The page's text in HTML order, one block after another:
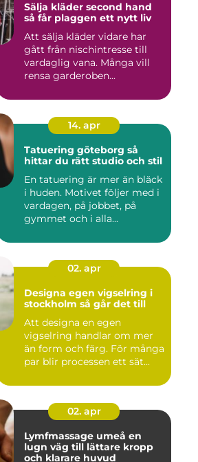
Sälja kläder second hand
så får plaggen ett nytt liv
Att sälja kläder vidare har
gått från nischintresse till
vardaglig vana. Många vill
rensa garderoben...
14. apr
Tatuering göteborg så
hittar du rätt studio och stil
En tatuering är mer än bläck
i huden. Motivet följer med i
vardagen, på jobbet, på
gymmet och i alla...
02. apr
Designa egen vigselring i
stockholm så går det till
Att designa en egen
vigselring handlar om mer
än form och färg. För många
par blir processen ett sät...
02. apr
Lymfmassage umeå en
lugn väg till lättare kropp
och klarare huvud